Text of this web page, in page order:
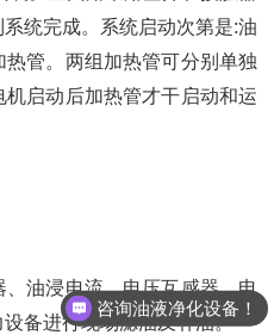
统完成。系统启动次第是:油
管。两组加热管可分别单独
启动后加热管才干启动和运
油浸电流、电压互感器、电
备进行现场滤油及补油。
咨询油液净化设备！